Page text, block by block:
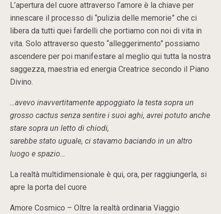
L’apertura del cuore attraverso l’amore è la chiave per
innescare il processo di “pulizia delle memorie” che ci
libera da tutti quei fardelli che portiamo con noi di vita in
vita. Solo attraverso questo “alleggerimento” possiamo
ascendere per poi manifestare al meglio qui tutta la nostra
saggezza, maestria ed energia Creatrice secondo il Piano
Divino.
…avevo inavvertitamente appoggiato la testa sopra un
grosso cactus senza sentire i suoi aghi, avrei potuto anche
stare sopra un letto di chiodi,
sarebbe stato uguale, ci stavamo baciando in un altro
luogo e spazio…
La realtà multidimensionale è qui, ora, per raggiungerla, si
apre la porta del cuore
Amore Cosmico – Oltre la realtà ordinaria Viaggio